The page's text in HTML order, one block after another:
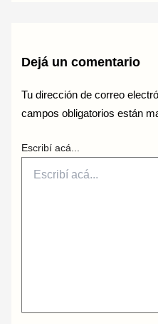
Dejá un comentario
Tu dirección de correo
campos obligatorios están
Escribí acá...